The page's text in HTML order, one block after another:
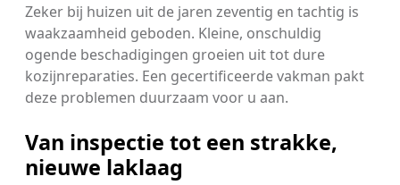
Zeker bij huizen uit de jaren zeventig en tachtig is
waakzaamheid geboden. Kleine, onschuldig
ogende beschadigingen groeien uit tot dure
kozijnreparaties. Een gecertificeerde vakman pakt
deze problemen duurzaam voor u aan.
Van inspectie tot een strakke,
nieuwe laklaag